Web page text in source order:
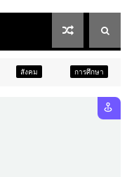
รศึกษา สังคม